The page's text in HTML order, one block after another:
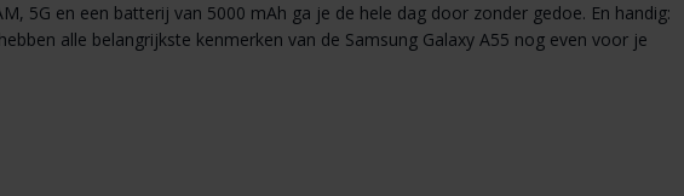
5G en een batterij van 5000 mAh ga je de hele dag door zonder gedoe. En handig:
alle belangrijkste kenmerken van de Samsung Galaxy A55 nog even voor je